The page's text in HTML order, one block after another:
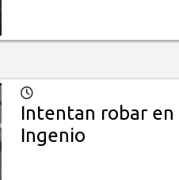
Intentan robar en
Ingenio